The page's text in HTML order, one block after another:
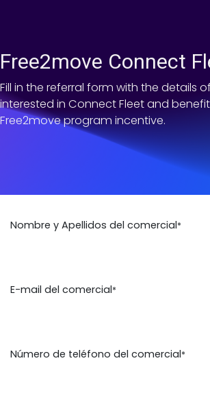
Free2move Connect
Fill in the referral form with the details
interested in Connect Fleet and
Free2move program incentive.
Nombre y Apellidos del comercial*
E-mail del comercial*
Número de teléfono del comercial*